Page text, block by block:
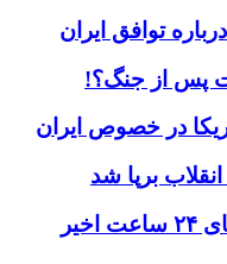
توافق ایران
پس از جنگ؟!
در خصوص ایران
برپا شد
این سه نفر بد اخلاق‌ترین ایرانی‌های ۲۴ ساعت اخیر